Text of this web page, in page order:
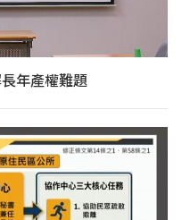
年產權難題